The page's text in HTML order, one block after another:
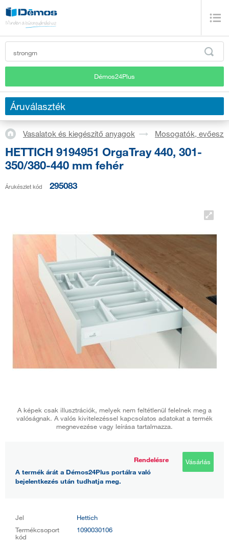
Démos24Plus
Áruválaszték
Vasalatok és kiegészítő anyagok Mosogatók,
HETTICH 9194951 OrgaTray 440, 301-
350/380-440 mm fehér
Árukészlet kód 295083
A képek csak illusztrációk, melyek nem feltétlenül felelnek meg a
valóságnak. A valós kivitelezéssel kapcsolatos adatokat a termék
megnevezése vagy leírása tartalmazza.
Rendelésre
A termék árát a Démos24Plus portálra való
bejelentkezés után tudhatja meg.
Vásárlás
Jel
Hettich
Termékcsoport
kód
1090030106